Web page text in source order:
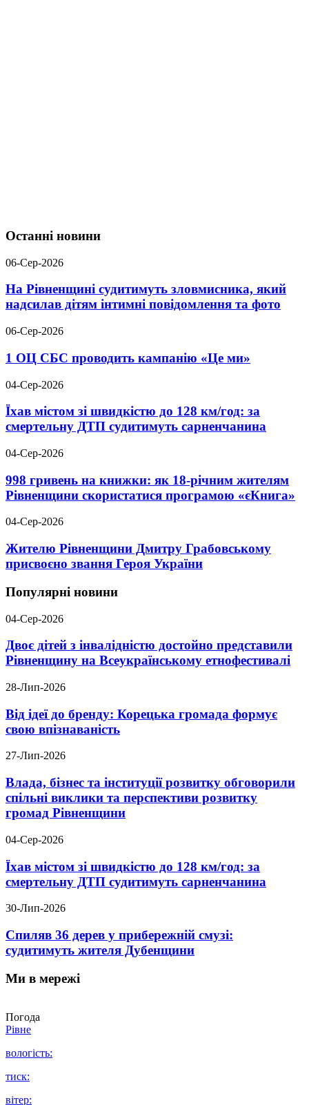
Останні новини
06-Сер-2026
На Рівненщині судитимуть зловмисника, який
надсилав дітям інтимні повідомлення та фото
06-Сер-2026
1 ОЦ СБС проводить кампанію «Це ми»
04-Сер-2026
Їхав містом зі швидкістю до 128 км/год: за
смертельну ДТП судитимуть сарненчанина
04-Сер-2026
998 гривень на книжки: як 18-річним жителям
Рівненщини скористатися програмою «єКнига»
04-Сер-2026
Жителю Рівненщини Дмитру Грабовському
присвоєно звання Героя України
Популярні новини
04-Сер-2026
Двоє дітей з інвалідністю достойно представили
Рівненщину на Всеукраїнському етнофестивалі
28-Лип-2026
Від ідеї до бренду: Корецька громада формує
свою впізнаваність
27-Лип-2026
Влада, бізнес та інституції розвитку обговорили
спільні виклики та перспективи розвитку
громад Рівненщини
04-Сер-2026
Їхав містом зі швидкістю до 128 км/год: за
смертельну ДТП судитимуть сарненчанина
30-Лип-2026
Спиляв 36 дерев у прибережній смузі:
судитимуть жителя Дубенщини
Ми в мережі
Погода
Рівне
вологість:
тиск:
вітер: